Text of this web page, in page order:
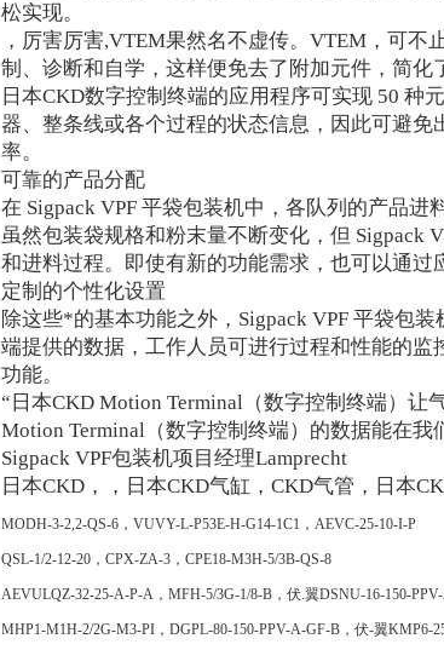
松实现。
，厉害厉害,VTEM果然名不虚传。VTEM，可
制、诊断和自学，这样便免去了附加元件，简化
日本CKD数字控制终端的应用程序可实现 50 种
器、整条线或各个过程的状态信息，因此可避
率。
可靠的产品分配
在 Sigpack VPF 平袋包装机中，各队列的产品进
虽然包装袋规格和粉末量不断变化，但 Sigpack
和进料过程。即使有新的功能需求，也可以通过
定制的个性化设置
除这些*的基本功能之外，Sigpack VPF 平袋包
端提供的数据，工作人员可进行过程和性能的
功能。
“日本CKD Motion Terminal（数字控制终端）让
Motion Terminal（数字控制终端）的数据能在
Sigpack VPF包装机项目经理Lamprecht
日本CKD，，日本CKD气缸，CKD气管，日本
MODH-3-2,2-QS-6，VUVY-L-P53E-H-G14-1C1，AEVC-25-10-I-P
QSL-1/2-12-20，CPX-ZA-3，CPE18-M3H-5/3B-QS-8
AEVULQZ-32-25-A-P-A，MFH-5/3G-1/8-B，伏.翼DSNU-16-150-
MHP1-M1H-2/2G-M3-PI，DGPL-80-150-PPV-A-GF-B，伏-翼KMP6-